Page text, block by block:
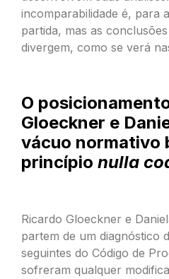
incomparabilidade é, para
partida, mas as
divergem, como se verá
O
Gloeckner e
vácuo normativo
princípio nulla
Ricardo Gloeckner e
partem de um diagnóstico
seguintes do Código de
sofreram qualquer